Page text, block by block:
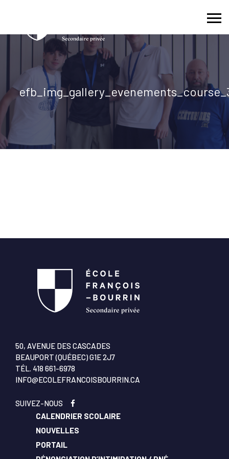
50, AVENUE DES CASCADES
BEAUPORT (QUÉBEC) G1E 2J7
TÉL. 418 661-6978
INFO@ECOLEFRANCOISBOURRIN.CA
SUIVEZ-NOUS
CALENDRIER SCOLAIRE
NOUVELLES
PORTAIL